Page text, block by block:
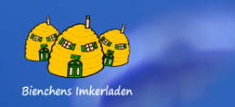
Inhalt
springen